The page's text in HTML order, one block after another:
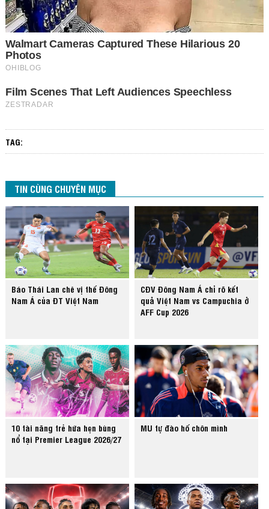
TAG:
TIN CÙNG CHUYÊN MỤC
Báo Thái Lan chê vị thế Đông
Nam Á của ĐT Việt Nam
CĐV Đông Nam Á chỉ rõ kết
quả Việt Nam vs Campuchia ở
AFF Cup 2026
10 tài năng trẻ hứa hẹn bùng
nổ tại Premier League 2026/27
MU tự đào hố chôn mình